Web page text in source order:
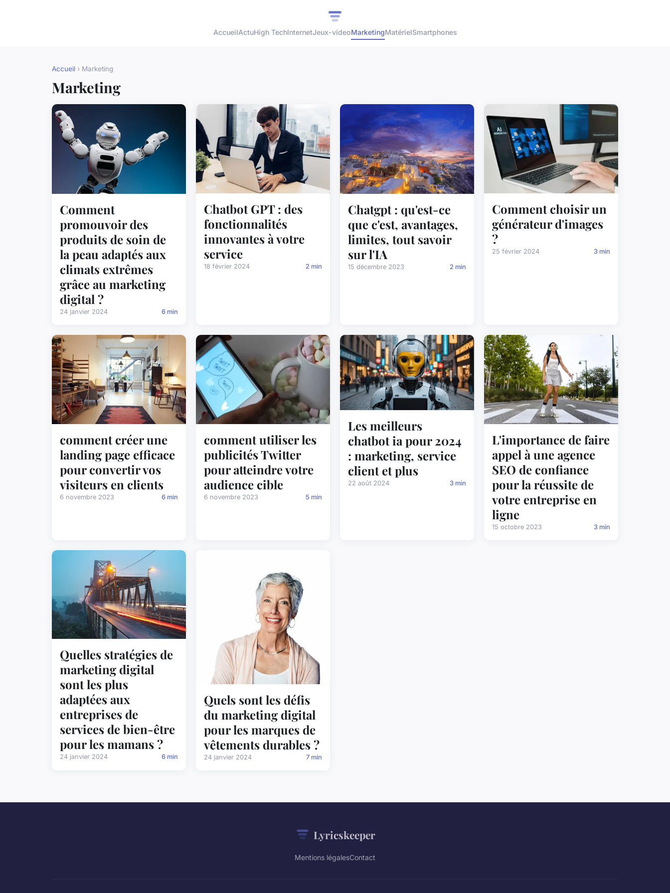
AccueilActuHigh TechInternetJeux-videoMarketingMatérielSmartphones
Accueil › Marketing
Marketing
Comment
promouvoir des
produits de soin de
la peau adaptés aux
climats extrêmes
grâce au marketing
digital ?
24 janvier 2024 6 min
Chatbot GPT : des
fonctionnalités
innovantes à votre
service
18 février 2024 2 min
Chatgpt : qu'est-ce
que c'est, avantages,
limites, tout savoir
sur l'IA
15 décembre 2023 2 min
Comment choisir un
générateur d'images
?
25 février 2024 3 min
comment créer une
landing page efficace
pour convertir vos
visiteurs en clients
6 novembre 2023 6 min
comment utiliser les
publicités Twitter
pour atteindre votre
audience cible
6 novembre 2023 5 min
Les meilleurs
chatbot ia pour 2024
: marketing, service
client et plus
22 août 2024 3 min
L'importance de faire
appel à une agence
SEO de confiance
pour la réussite de
votre entreprise en
ligne
15 octobre 2023 3 min
Quelles stratégies de
marketing digital
sont les plus
adaptées aux
entreprises de
services de bien-être
pour les mamans ?
24 janvier 2024 6 min
Quels sont les défis
du marketing digital
pour les marques de
vêtements durables ?
24 janvier 2024 7 min
Lyricskeeper
Mentions légalesContact